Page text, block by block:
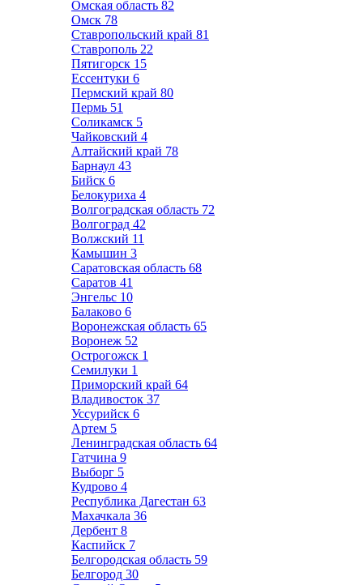
Омская область 82
Омск 78
Ставропольский край 81
Ставрополь 22
Пятигорск 15
Ессентуки 6
Пермский край 80
Пермь 51
Соликамск 5
Чайковский 4
Алтайский край 78
Барнаул 43
Бийск 6
Белокуриха 4
Волгоградская область 72
Волгоград 42
Волжский 11
Камышин 3
Саратовская область 68
Саратов 41
Энгельс 10
Балаково 6
Воронежская область 65
Воронеж 52
Острогожск 1
Семилуки 1
Приморский край 64
Владивосток 37
Уссурийск 6
Артем 5
Ленинградская область 64
Гатчина 9
Выборг 5
Кудрово 4
Республика Дагестан 63
Махачкала 36
Дербент 8
Каспийск 7
Белгородская область 59
Белгород 30